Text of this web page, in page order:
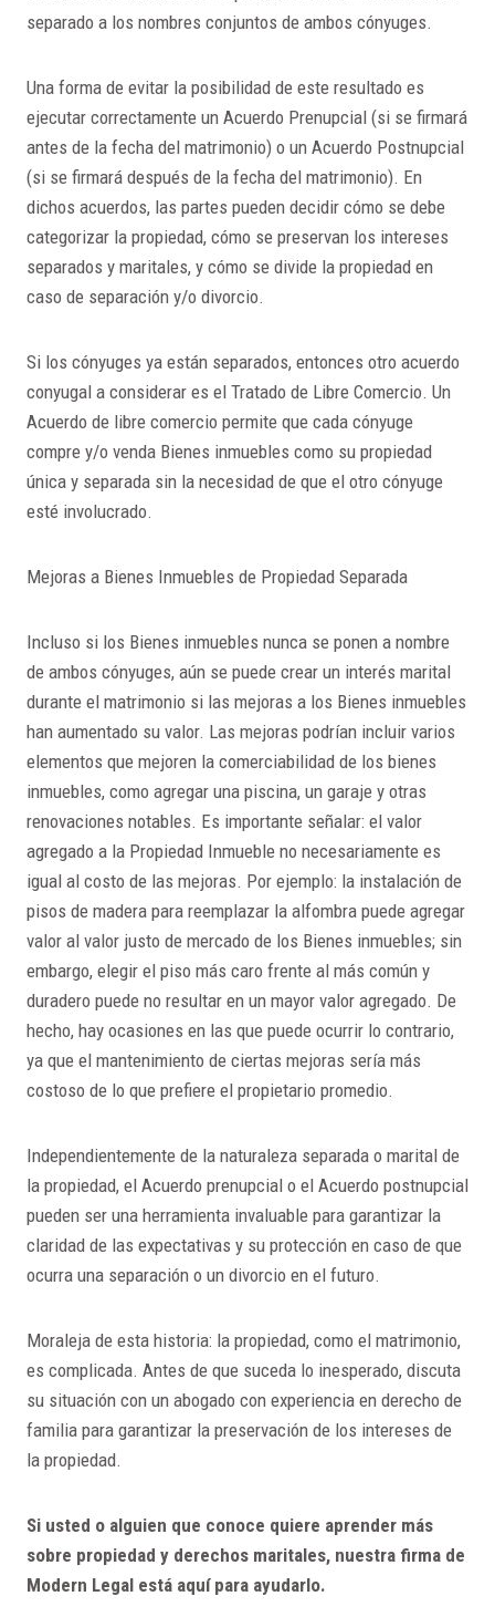
separado a los nombres conjuntos de ambos cónyuges.
Una forma de evitar la posibilidad de este resultado es
ejecutar correctamente un Acuerdo Prenupcial (si se firmará
antes de la fecha del matrimonio) o un Acuerdo Postnupcial
(si se firmará después de la fecha del matrimonio). En
dichos acuerdos, las partes pueden decidir cómo se debe
categorizar la propiedad, cómo se preservan los intereses
separados y maritales, y cómo se divide la propiedad en
caso de separación y/o divorcio.
Si los cónyuges ya están separados, entonces otro acuerdo
conyugal a considerar es el Tratado de Libre Comercio. Un
Acuerdo de libre comercio permite que cada cónyuge
compre y/o venda Bienes inmuebles como su propiedad
única y separada sin la necesidad de que el otro cónyuge
esté involucrado.
Mejoras a Bienes Inmuebles de Propiedad Separada
Incluso si los Bienes inmuebles nunca se ponen a nombre
de ambos cónyuges, aún se puede crear un interés marital
durante el matrimonio si las mejoras a los Bienes inmuebles
han aumentado su valor. Las mejoras podrían incluir varios
elementos que mejoren la comerciabilidad de los bienes
inmuebles, como agregar una piscina, un garaje y otras
renovaciones notables. Es importante señalar: el valor
agregado a la Propiedad Inmueble no necesariamente es
igual al costo de las mejoras. Por ejemplo: la instalación de
pisos de madera para reemplazar la alfombra puede agregar
valor al valor justo de mercado de los Bienes inmuebles; sin
embargo, elegir el piso más caro frente al más común y
duradero puede no resultar en un mayor valor agregado. De
hecho, hay ocasiones en las que puede ocurrir lo contrario,
ya que el mantenimiento de ciertas mejoras sería más
costoso de lo que prefiere el propietario promedio.
Independientemente de la naturaleza separada o marital de
la propiedad, el Acuerdo prenupcial o el Acuerdo postnupcial
pueden ser una herramienta invaluable para garantizar la
claridad de las expectativas y su protección en caso de que
ocurra una separación o un divorcio en el futuro.
Moraleja de esta historia: la propiedad, como el matrimonio,
es complicada. Antes de que suceda lo inesperado, discuta
su situación con un abogado con experiencia en derecho de
familia para garantizar la preservación de los intereses de
la propiedad.
Si usted o alguien que conoce quiere aprender más
sobre propiedad y derechos maritales, nuestra firma de
Modern Legal está aquí para ayudarlo.